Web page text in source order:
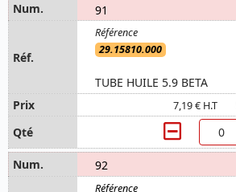
91
29.15810.000
TUBE HUILE 5.9 BETA
7,19 € H.T
92